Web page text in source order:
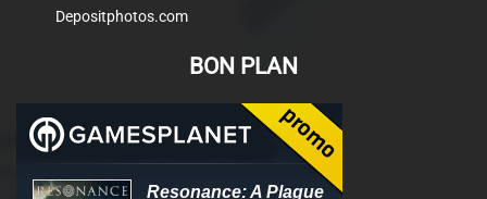
Depositphotos.com
BON PLAN